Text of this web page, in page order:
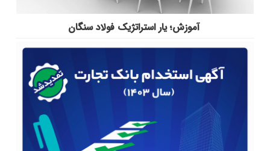
آموزش؛ یار استراتژیک فولاد سنگان